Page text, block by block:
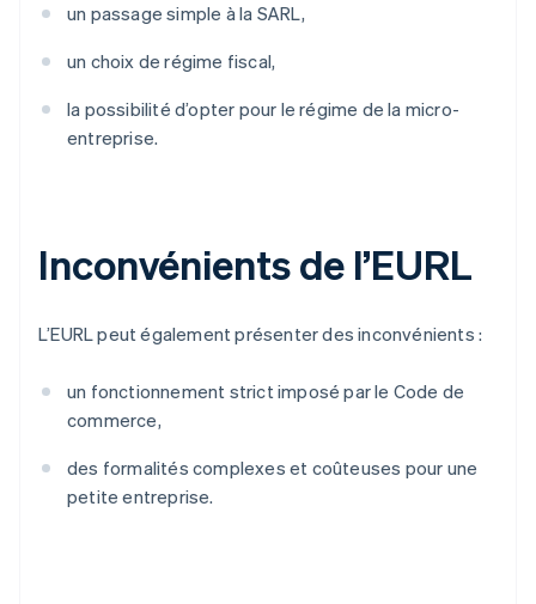
un passage simple à la SARL,
un choix de régime fiscal,
la possibilité d’opter pour le régime de la micro-
entreprise.
Inconvénients de l’EURL
L’EURL peut également présenter des inconvénients :
un fonctionnement strict imposé par le Code de
commerce,
des formalités complexes et coûteuses pour une
petite entreprise.